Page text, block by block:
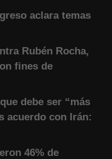
aclara temas
Rubén Rocha,
fines de
debe ser “más
acuerdo con Irán:
46% de